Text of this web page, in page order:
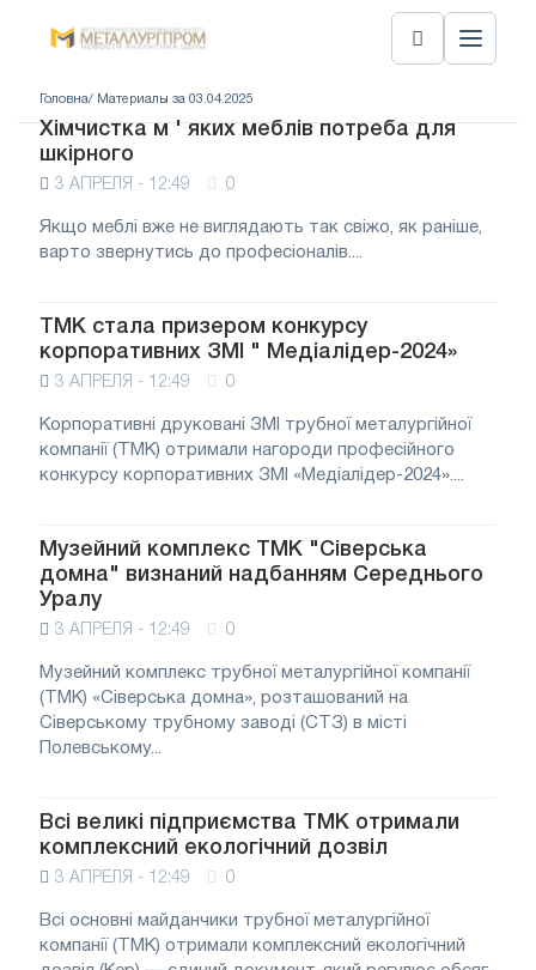
Головна/ Материалы за 03.04.2025
Хімчистка м ' яких меблів потреба для
шкірного
3 АПРЕЛЯ - 12:49 0
Якщо меблі вже не виглядають так свіжо, як раніше,
варто звернутись до професіоналів....
ТМК стала призером конкурсу
корпоративних ЗМІ " Медіалідер-2024»
3 АПРЕЛЯ - 12:49 0
Корпоративні друковані ЗМІ трубної металургійної
компанії (ТМК) отримали нагороди професійного
конкурсу корпоративних ЗМІ «Медіалідер-2024»....
Музейний комплекс ТМК "Сіверська
домна" визнаний надбанням Середнього
Уралу
3 АПРЕЛЯ - 12:49 0
Музейний комплекс трубної металургійної компанії
(ТМК) «Сіверська домна», розташований на
Сіверському трубному заводі (СТЗ) в місті
Полевському...
Всі великі підприємства ТМК отримали
комплексний екологічний дозвіл
3 АПРЕЛЯ - 12:49 0
Всі основні майданчики трубної металургійної
компанії (ТМК) отримали комплексний екологічний